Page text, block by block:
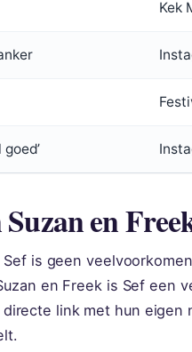
Kek
en
is geen
en Freek is Sef een
link met hun eigen